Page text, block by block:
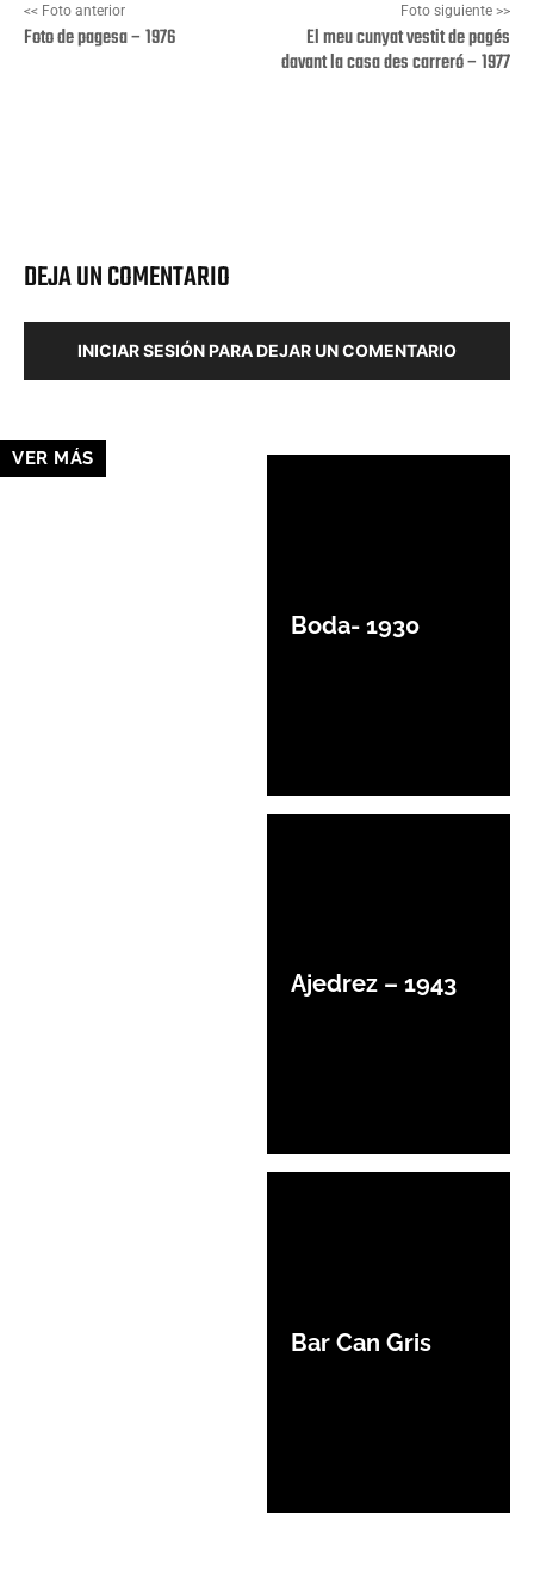
<< Foto anterior
Foto de pagesa – 1976
Foto siguiente >>
El meu cunyat vestit de pagés
davant la casa des carreró – 1977
DEJA UN COMENTARIO
INICIAR SESIÓN PARA DEJAR UN COMENTARIO
VER MÁS
Boda- 1930
Ajedrez – 1943
Bar Can Gris